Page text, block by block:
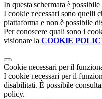
In questa schermata è
I cookie necessari sono quelli
piattaforma e non è possibile
Per conoscere quali sono i
visionare la COOKIE
Cookie necessari per il
I cookie necessari per il
disabilitati. È possibile
policy.